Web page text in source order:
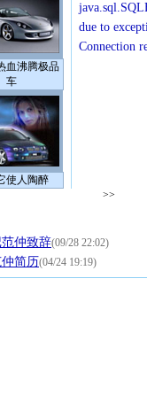
血沸腾极品
车
使人陶醉
due to
Connection
>>
仲致辞(09/28 22:02)
简历(04/24 19:19)